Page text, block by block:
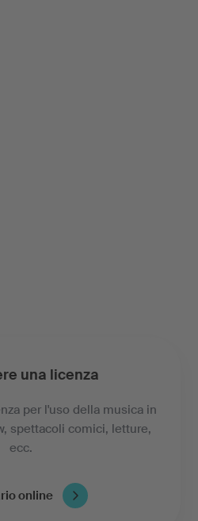
una licenza
per l'uso della musica in
spettacoli comici, letture,
ecc.
online